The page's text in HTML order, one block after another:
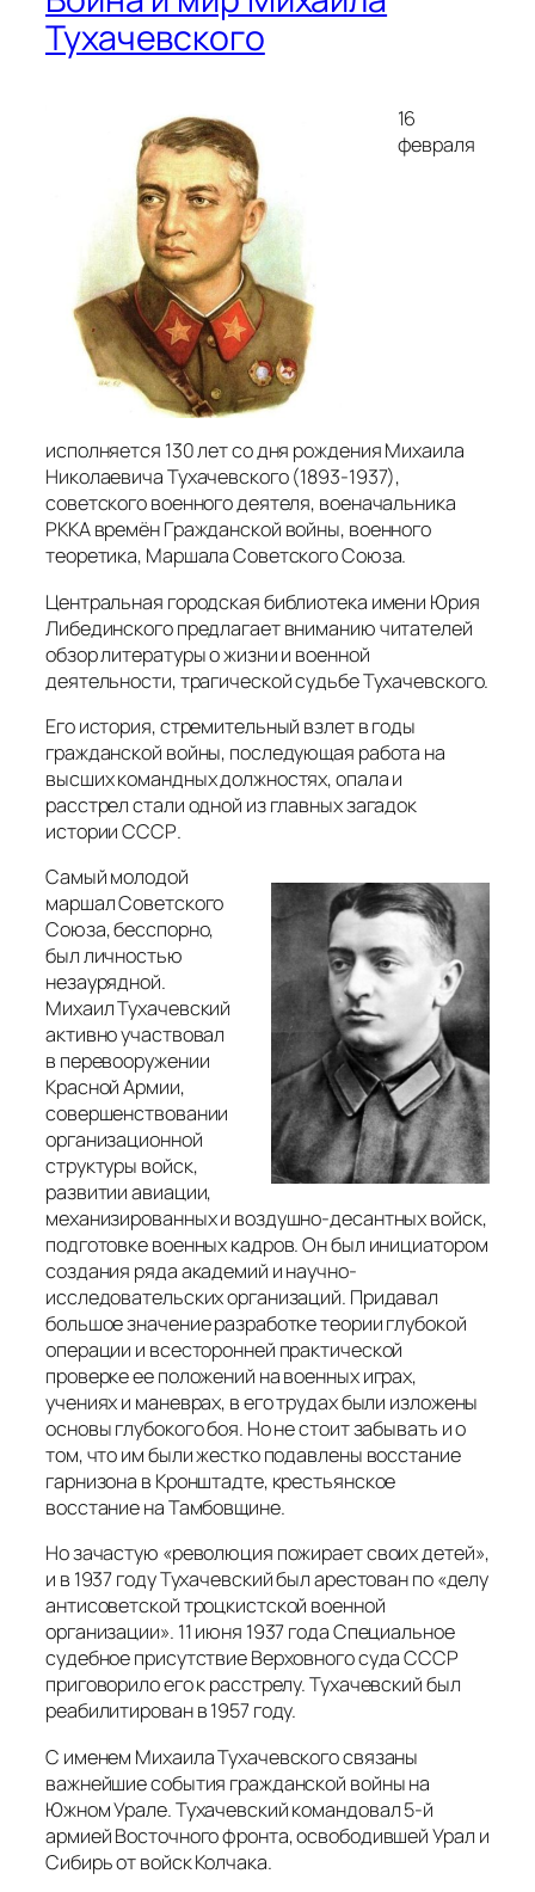
Тухачевского
16
февраля
исполняется 130 лет со дня рождения Михаила
Николаевича Тухачевского (1893-1937),
советского военного деятеля, военачальника
РККА времён Гражданской войны, военного
теоретика, Маршала Советского Союза.
Центральная городская библиотека имени Юрия
Либединского предлагает вниманию читателей
обзор литературы о жизни и военной
деятельности, трагической судьбе Тухачевского.
Его история, стремительный взлет в годы
гражданской войны, последующая работа на
высших командных должностях, опала и
расстрел стали одной из главных загадок
истории СССР.
Самый молодой
маршал Советского
Союза, бесспорно,
был личностью
незаурядной.
Михаил Тухачевский
активно участвовал
в перевооружении
Красной Армии,
совершенствовании
организационной
структуры войск,
развитии авиации,
механизированных и воздушно-десантных войск,
подготовке военных кадров. Он был инициатором
создания ряда академий и научно-
исследовательских организаций. Придавал
большое значение разработке теории глубокой
операции и всесторонней практической
проверке ее положений на военных играх,
учениях и маневрах, в его трудах были изложены
основы глубокого боя. Но не стоит забывать и о
том, что им были жестко подавлены восстание
гарнизона в Кронштадте, крестьянское
восстание на Тамбовщине.
Но зачастую «революция пожирает своих детей»,
и в 1937 году Тухачевский был арестован по «делу
антисоветской троцкистской военной
организации». 11 июня 1937 года Специальное
судебное присутствие Верховного суда СССР
приговорило его к расстрелу. Тухачевский был
реабилитирован в 1957 году.
С именем Михаила Тухачевского связаны
важнейшие события гражданской войны на
Южном Урале. Тухачевский командовал 5-й
армией Восточного фронта, освободившей Урал и
Сибирь от войск Колчака.